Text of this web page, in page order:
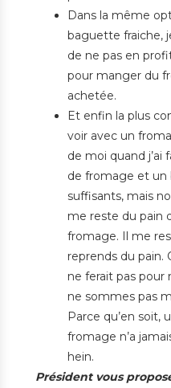
Dans la même
baguette fraiche,
de ne pas en
pour manger du
achetée.
Et enfin la plus
voir avec un
de moi quand j’ai
de fromage et un
suffisants, mais
me reste du pain
fromage. Il me
reprends du pain.
ne ferait pas pour
ne sommes pas
Parce qu’en soit,
fromage n’a
hein.
Président vous